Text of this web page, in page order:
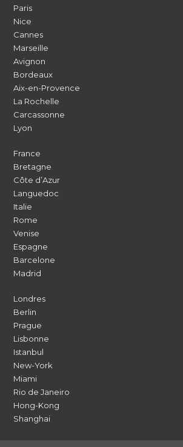
Paris
Nice
Cannes
Marseille
Avignon
Bordeaux
Aix-en-Provence
La Rochelle
Carcassonne
Lyon
France
Bretagne
Côte d’Azur
Languedoc
Italie
Rome
Venise
Espagne
Barcelone
Madrid
Londres
Berlin
Prague
Lisbonne
Istanbul
New-York
Miami
Rio de Janeiro
Hong-Kong
Shanghai